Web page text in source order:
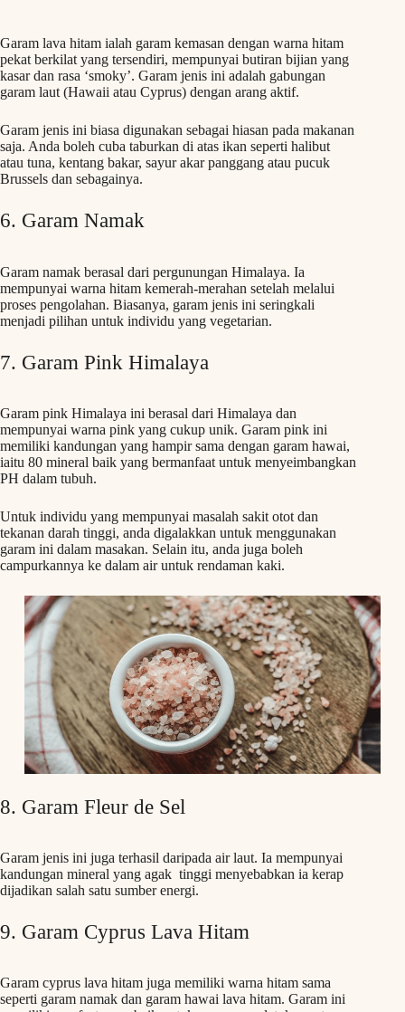
Garam lava hitam ialah garam kemasan dengan warna hitam
pekat berkilat yang tersendiri, mempunyai butiran bijian yang
kasar dan rasa ‘smoky’. Garam jenis ini adalah gabungan
garam laut (Hawaii atau Cyprus) dengan arang aktif.
Garam jenis ini biasa digunakan sebagai hiasan pada makanan
saja. Anda boleh cuba taburkan di atas ikan seperti halibut
atau tuna, kentang bakar, sayur akar panggang atau pucuk
Brussels dan sebagainya.
6. Garam Namak
Garam namak berasal dari pergunungan Himalaya. Ia
mempunyai warna hitam kemerah-merahan setelah melalui
proses pengolahan. Biasanya, garam jenis ini seringkali
menjadi pilihan untuk individu yang vegetarian.
7. Garam Pink Himalaya
Garam pink Himalaya ini berasal dari Himalaya dan
mempunyai warna pink yang cukup unik. Garam pink ini
memiliki kandungan yang hampir sama dengan garam hawai,
iaitu 80 mineral baik yang bermanfaat untuk menyeimbangkan
PH dalam tubuh.
Untuk individu yang mempunyai masalah sakit otot dan
tekanan darah tinggi, anda digalakkan untuk menggunakan
garam ini dalam masakan. Selain itu, anda juga boleh
campurkannya ke dalam air untuk rendaman kaki.
8. Garam Fleur de Sel
Garam jenis ini juga terhasil daripada air laut. Ia mempunyai
kandungan mineral yang agak tinggi menyebabkan ia kerap
dijadikan salah satu sumber energi.
9. Garam Cyprus Lava Hitam
Garam cyprus lava hitam juga memiliki warna hitam sama
seperti garam namak dan garam hawai lava hitam. Garam ini